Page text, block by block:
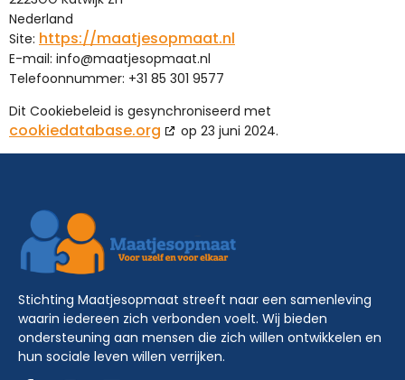
Nederland
Site: https://maatjesopmaat.nl
E-mail: info@maatjesopmaat.nl
Telefoonnummer: +31 85 301 9577
Dit Cookiebeleid is gesynchroniseerd met
cookiedatabase.org op 23 juni 2024.
Stichting Maatjesopmaat streeft naar een samenleving
waarin iedereen zich verbonden voelt. Wij bieden
ondersteuning aan mensen die zich willen ontwikkelen en
hun sociale leven willen verrijken.